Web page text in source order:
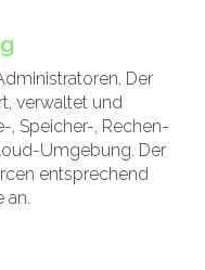
Der
verwaltet und
, Speicher-, Rechen-
Umgebung. Der
entsprechend
an.